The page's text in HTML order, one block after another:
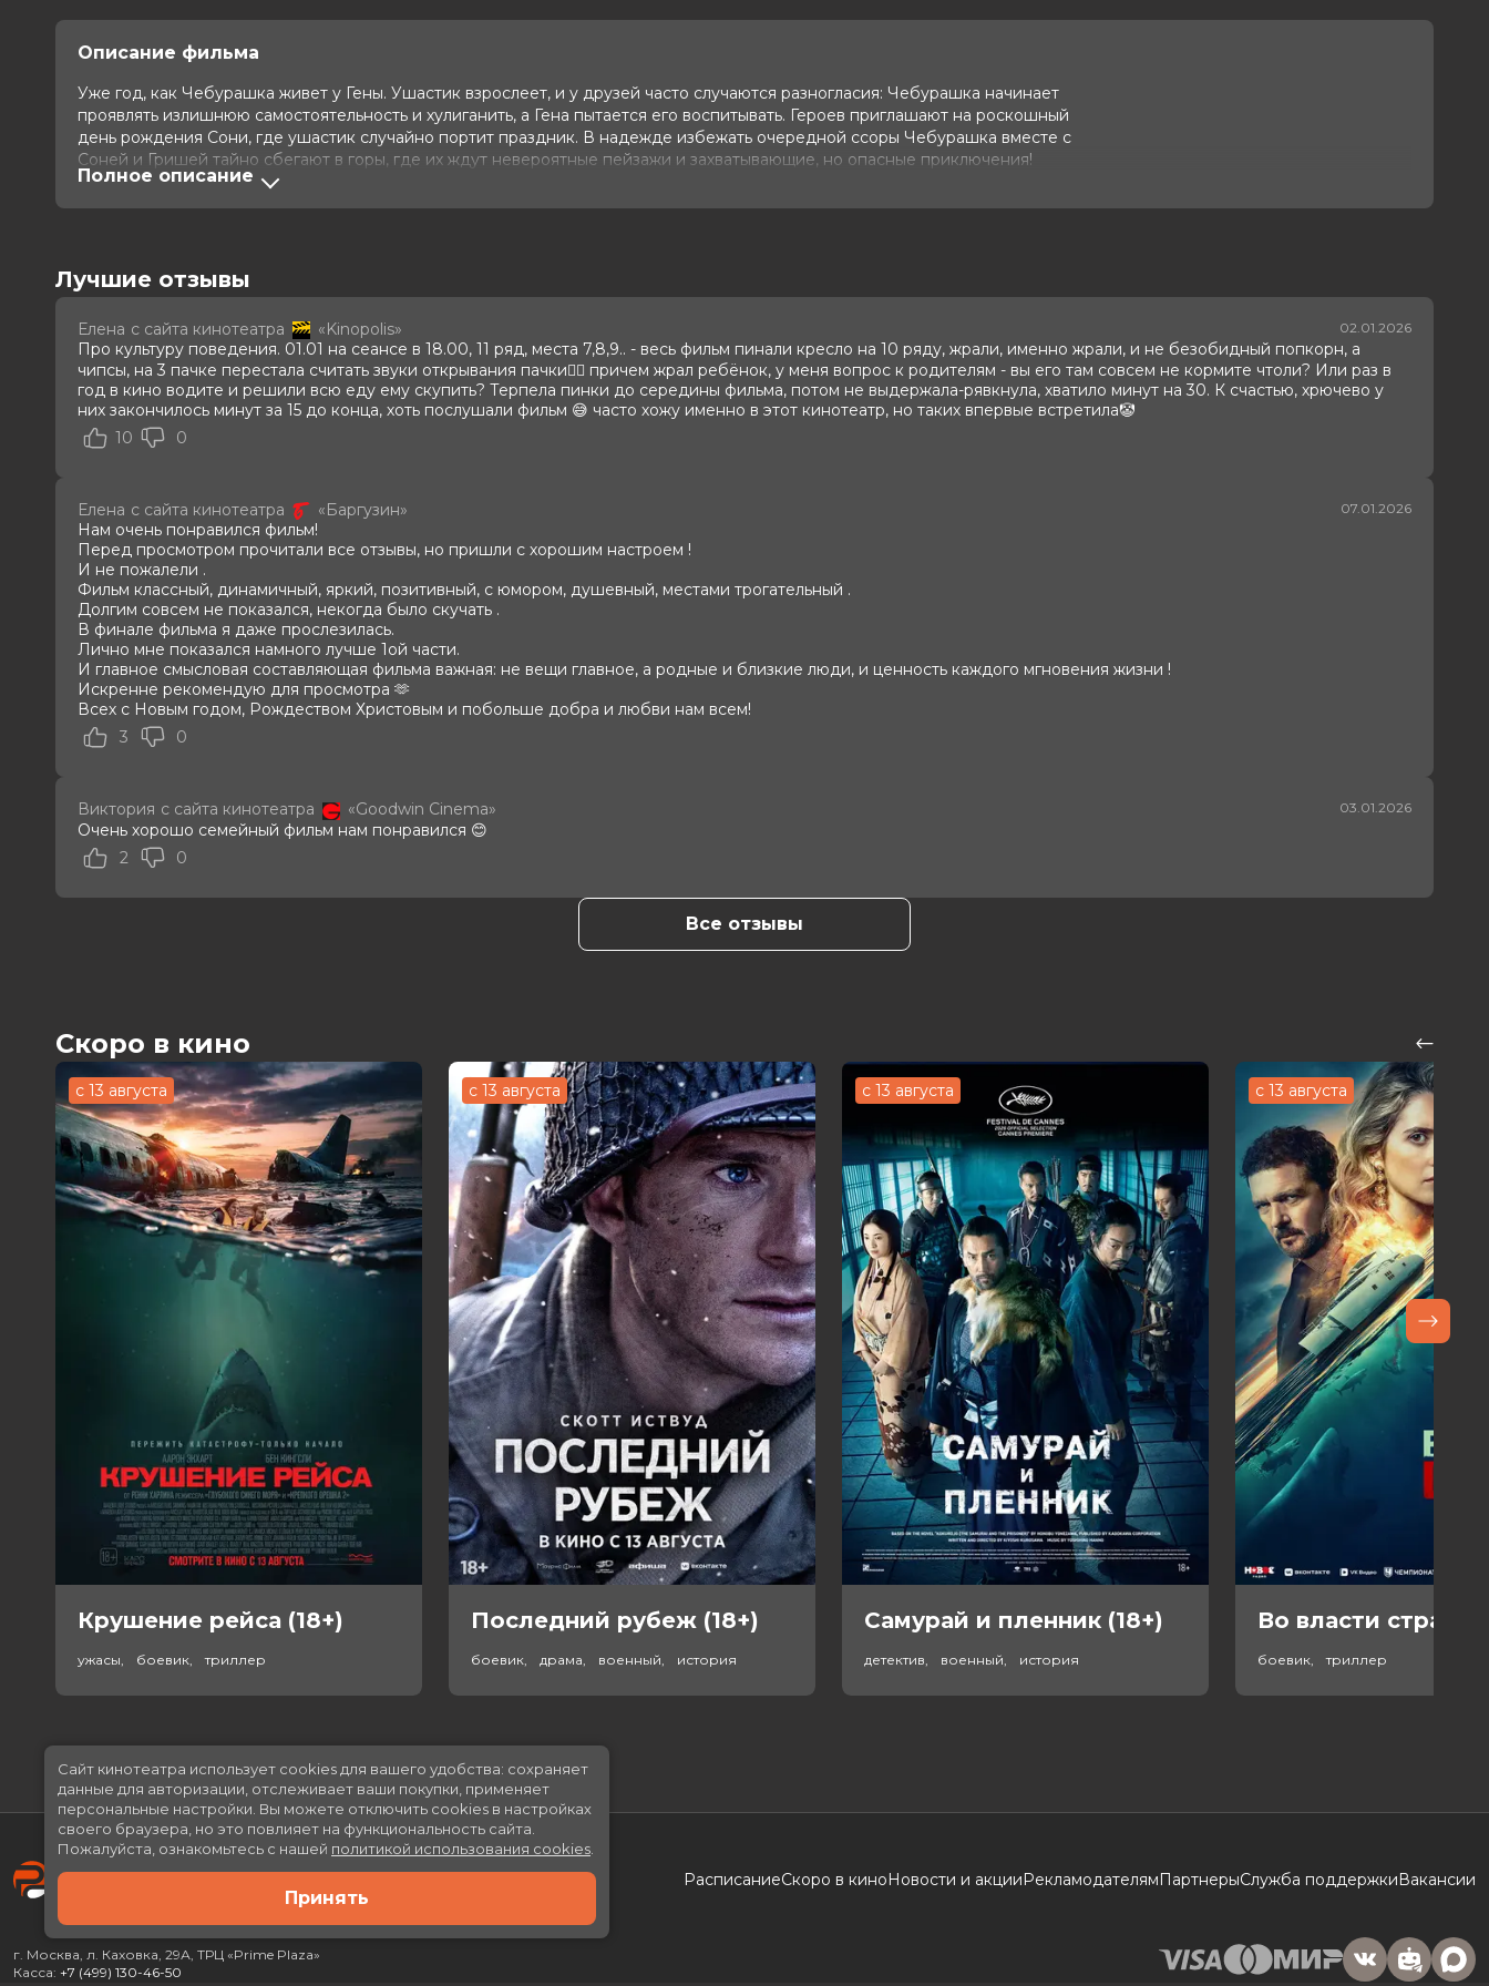
Описание фильма
Уже год, как Чебурашка живет у Гены. Ушастик взрослеет, и у друзей часто случаются разногласия: Чебурашка начинает
проявлять излишнюю самостоятельность и хулиганить, а Гена пытается его воспитывать. Героев приглашают на роскошный
день рождения Сони, где ушастик случайно портит праздник. В надежде избежать очередной ссоры Чебурашка вместе с
Соней и Гришей тайно сбегают в горы, где их ждут невероятные пейзажи и захватывающие, но опасные приключения!
Обнаружив пропажу, взрослые объединяются, чтобы вернуть детей домой. Смогут ли они исправить ситуацию и научиться
прислушиваться друг к другу?
Год
2025
Страна
Россия
Режиссер
Дмитрий Дьяченко
Актеры
Сергей Гармаш, Елена Яковлева, Ольга Кузьмина, Фёдор Добронравов,
Полина Максимова, Сергей Лавыгин, Дмитрий Лысенков, Артём Быстров,
Софья Зайка, Илья Кондратенко
Продюсеры
Эдуард Илоян, Виталий Шляппо, Денис Жалинский
Сценаристы
Жанр
В прокате
с 1 января до 25 февраля
Меморандум
до 4 февраля
Пушкинская картаМожно оплатить
Полное описание
Лучшие отзывы
Елена с сайта кинотеатра «Kinopolis» 02.01.2026
Про культуру поведения. 01.01 на сеансе в 18.00, 11 ряд, места 7,8,9.. - весь фильм пинали кресло на 10 ряду, жрали, именно жрали, и не безобидный попкорн, а
чипсы, на 3 пачке перестала считать звуки открывания пачки🤦‍♀️ причем жрал ребёнок, у меня вопрос к родителям - вы его там совсем не кормите чтоли? Или раз в
год в кино водите и решили всю еду ему скупить? Терпела пинки до середины фильма, потом не выдержала-рявкнула, хватило минут на 30. К счастью, хрючево у
них закончилось минут за 15 до конца, хоть послушали фильм 😅 часто хожу именно в этот кинотеатр, но таких впервые встретила🤡
10
0
Елена с сайта кинотеатра «Баргузин» 07.01.2026
Нам очень понравился фильм!
Перед просмотром прочитали все отзывы, но пришли с хорошим настроем !
И не пожалели .
Фильм классный, динамичный, яркий, позитивный, с юмором, душевный, местами трогательный .
Долгим совсем не показался, некогда было скучать .
В финале фильма я даже прослезилась.
Лично мне показался намного лучше 1ой части.
И главное смысловая составляющая фильма важная: не вещи главное, а родные и близкие люди, и ценность каждого мгновения жизни !
Искренне рекомендую для просмотра 🫶
Всех с Новым годом, Рождеством Христовым и побольше добра и любви нам всем!
3
0
Виктория с сайта кинотеатра «Goodwin Cinema» 03.01.2026
Очень хорошо семейный фильм нам понравился 😊
2
0
Все отзывы
Скоро в кино
с 13 августа
Крушение рейса (18+)
ужасы, боевик, триллер
с 13 августа
Последний рубеж (18+)
боевик, драма, военный, история
с 13 августа
Самурай и пленник (18+)
детектив, военный, история
с 13 августа
Во власти страха
боевик, триллер
г. Москва, л. Каховка, 29А, ТРЦ «Prime Plaza»
Касса: +7 (499) 130-46-50
РасписаниеСкоро в киноНовости и акцииРекламодателямПартнерыСлужба поддержкиВакансии
Сайт кинотеатра использует cookies для вашего удобства: сохраняет
данные для авторизации, отслеживает ваши покупки, применяет
персональные настройки. Вы можете отключить cookies в настройках
своего браузера, но это повлияет на функциональность сайта.
Пожалуйста, ознакомьтесь с нашей политикой использования cookies
Принять